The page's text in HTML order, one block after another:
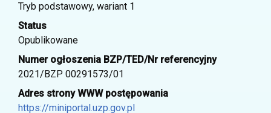
Tryb podstawowy, wariant 1
Status
Opublikowane
Numer ogłoszenia BZP/TED/Nr referencyjny
2021/BZP 00291573/01
Adres strony WWW postępowania
https://miniportal.uzp.gov.pl